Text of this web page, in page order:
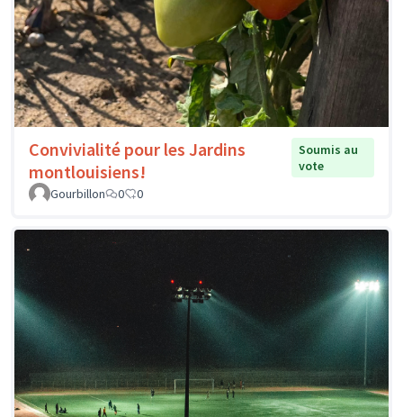
Convivialité pour les Jardins
montlouisiens!
Soumis au
vote
Gourbillon
0 0